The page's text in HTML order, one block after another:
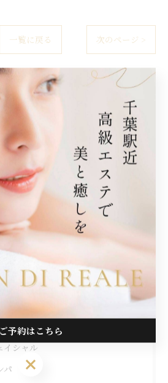
一覧に戻る 次のページ >
連タグ
ステサロン
#全身
#ブライダル
#デコルテ
#小顔
#ダイエット
#カウンセリング
ゴリー Categories
のカテゴリー
イシャル
パ
ご予約はこちら
ご予約はこちら